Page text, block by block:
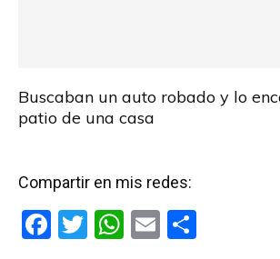
Buscaban un auto robado y lo
patio de una casa
Compartir en mis redes:
F
T
W E